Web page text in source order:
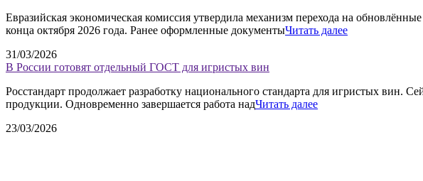
Евразийская экономическая комиссия утвердила механизм перехода на
конца октября 2026 года. Ранее оформленные документыЧитать далее
31/03/2026
В России готовят отдельный ГОСТ для игристых вин
Росстандарт продолжает разработку национального стандарта для игристых вин.
продукции. Одновременно завершается работа надЧитать далее
23/03/2026